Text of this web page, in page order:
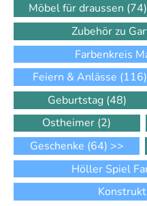
Möbel für draussen (74)
Zubehör zu
Farbenkreis
Feiern & Anlässe (116)
Geburtstag (48)
Ostheimer (2)
Geschenke (64) >>
Höller Spiel